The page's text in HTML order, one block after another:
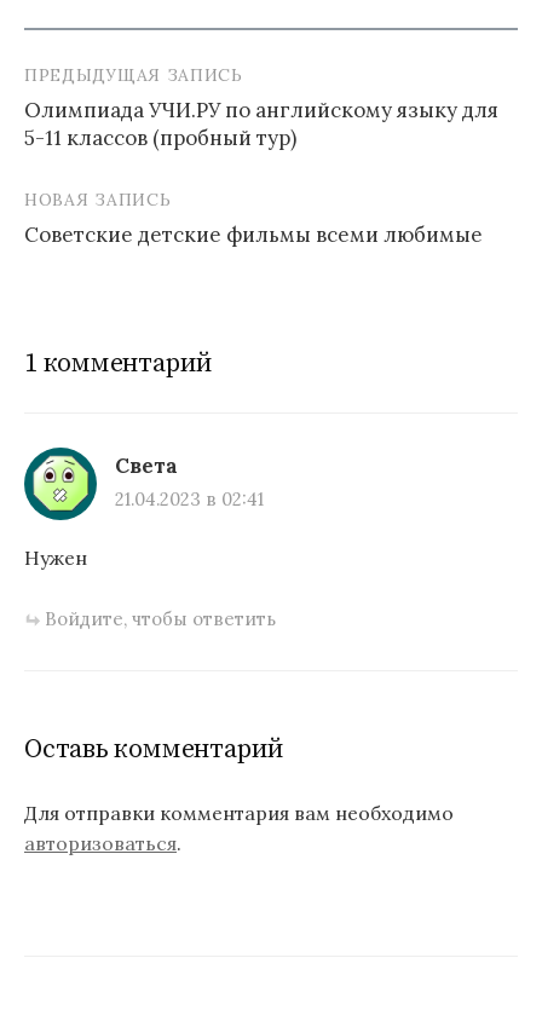
Навигация
по
ПРЕДЫДУЩАЯ ЗАПИСЬ
Олимпиада УЧИ.РУ по английскому языку для
5-11 классов (пробный тур)
НОВАЯ ЗАПИСЬ
Советские детские фильмы всеми любимые
1 комментарий
Света
21.04.2023 в 02:41
Нужен
Войдите, чтобы ответить
Оставь комментарий
Для отправки комментария вам необходимо
авторизоваться.